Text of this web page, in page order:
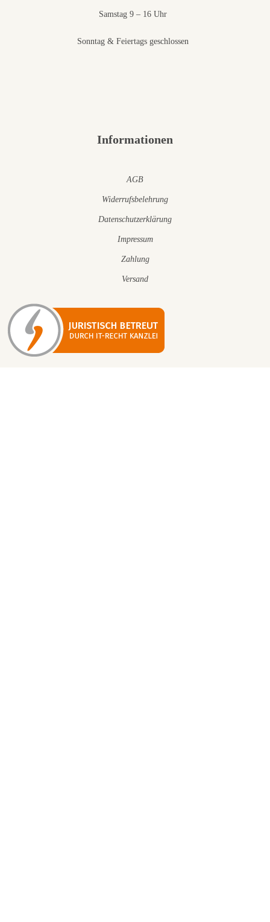
Samstag 9 – 16 Uhr
Sonntag & Feiertags geschlossen
Informationen
AGB
Widerrufsbelehrung
Datenschutzerklärung
Impressum
Zahlung
Versand